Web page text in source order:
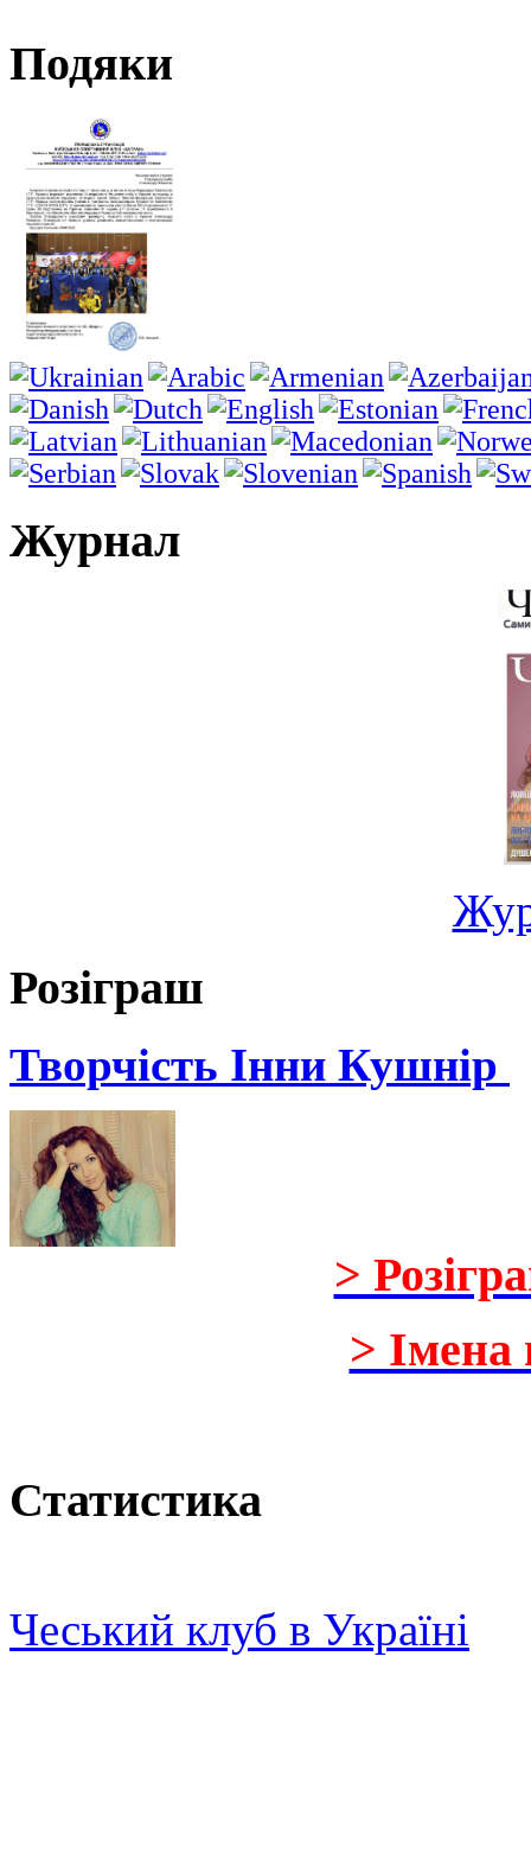
Подяки
Журнал
Розіграш
Творчість Інни Кушнір
>
> Імена
Статистика
Чеський клуб в Україні